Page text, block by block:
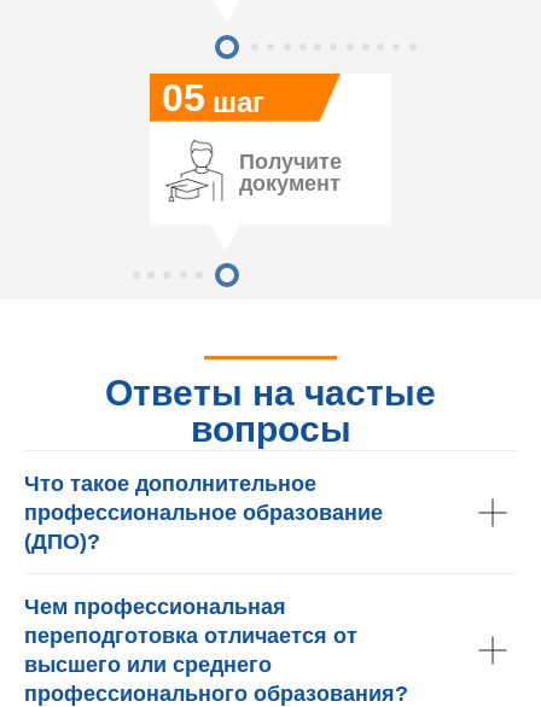
05 шаг
Получите
документ
Ответы на частые
вопросы
Что такое дополнительное
профессиональное образование
(ДПО)?
Чем профессиональная
переподготовка отличается от
высшего или среднего
профессионального образования?